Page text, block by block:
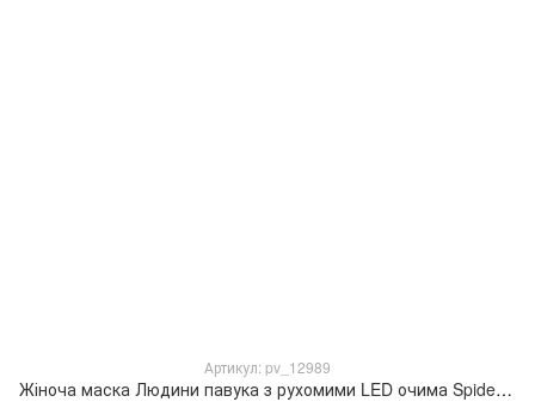
Артикул: pv_12989
Жіноча маска Людини павука з рухомими LED очима Spider-Gwen Mask